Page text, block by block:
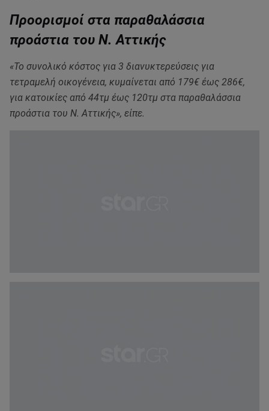
Προορισμοί στα παραθαλάσσια
προάστια του Ν. Αττικής
«Το συνολικό κόστος για 3 διανυκτερεύσεις για
τετραμελή οικογένεια, κυμαίνεται από 179€ έως 286€,
για κατοικίες από 44τμ έως 120τμ στα παραθαλάσσια
προάστια του Ν. Αττικής», είπε.